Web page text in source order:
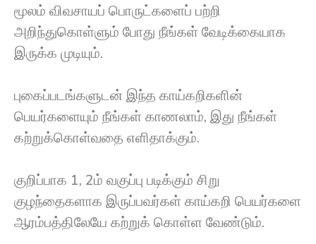
மூலம் விவசாயப் பொருட்களைப் பற்றி
அறிந்துகொள்ளும் போது நீங்கள் வேடிக்கையாக
இருக்க முடியும்.
புகைப்படங்களுடன் இந்த காய்கறிகளின்
பெயர்களையும் நீங்கள் காணலாம், இது நீங்கள்
கற்றுக்கொள்வதை எளிதாக்கும்.
குறிப்பாக 1, 2ம் வகுப்பு படிக்கும் சிறு
குழந்தைகளாக இருப்பவர்கள் காய்கறி பெயர்களை
ஆரம்பத்திலேயே கற்றுக் கொள்ள வேண்டும்.